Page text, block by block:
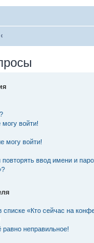
могу войти!
могу войти!
ввод имени и
списке «Кто сейчас на
неправильное!